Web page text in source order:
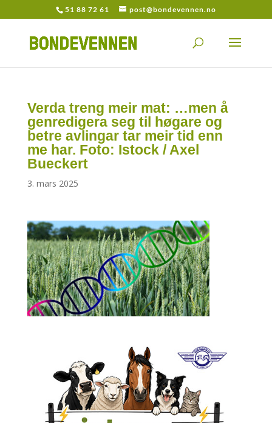
51 88 72 61 post@bondevennen.no
Verda treng meir mat: …men å
genredigera seg til høgare og
betre avlingar tar meir tid enn
me har. Foto: Istock / Axel
Bueckert
3. mars 2025